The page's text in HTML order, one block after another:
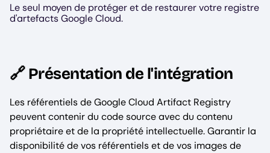
Le seul moyen de protéger et de restaurer votre registre
d'artefacts Google Cloud.
🔗 Présentation de l'intégration
Les référentiels de Google Cloud Artifact Registry
peuvent contenir du code source avec du contenu
propriétaire et de la propriété intellectuelle. Garantir la
disponibilité de vos référentiels et de vos images de